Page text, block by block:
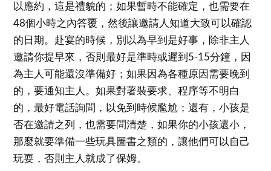
以應約，這是禮貌的；如果暫時不能確定，也需要在
48個小時之內答覆，然後讓邀請人知道大致可以確認
的日期。赴宴的時候，別以為早到是好事，除非主人
邀請你提早來，否則最好是準時或遲到5-15分鐘，因
為主人可能還沒準備好；如果因為各種原因需要晚到
的，要通知主人。如果對著裝要求、程序等不明白
的，最好電話詢問，以免到時候尷尬；還有，小孩是
否在邀請之列，也需要問清楚，如果你的小孩還小，
那麼就要準備一些玩具圖書之類的，讓他們可以自己
玩耍，否則主人就成了保姆。